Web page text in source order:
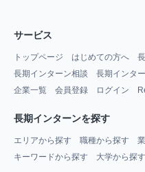
サービス
トップページ はじめての方へ
長期インターン相談
長期インタ
企業一覧
会員登録 ログイン
長期インターンを探す
エリアから探す 職種から探す
キーワードから探す
大学から探す